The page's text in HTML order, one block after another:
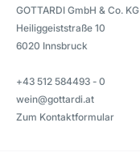
GOTTARDI GmbH & Co. KG
Heiliggeiststraße 10
6020 Innsbruck
+43 512 584493 - 0
wein@gottardi.at
Zum Kontaktformular